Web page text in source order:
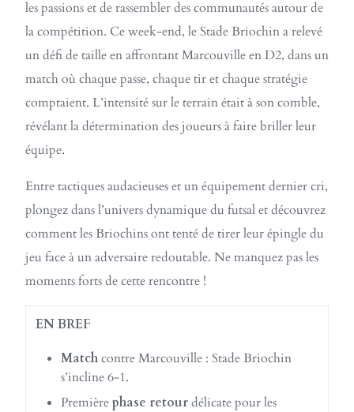
les passions et de rassembler des communautés autour de
la compétition. Ce week-end, le Stade Briochin a relevé
un défi de taille en affrontant Marcouville en D2, dans un
match où chaque passe, chaque tir et chaque stratégie
comptaient. L’intensité sur le terrain était à son comble,
révélant la détermination des joueurs à faire briller leur
équipe.
Entre tactiques audacieuses et un équipement dernier cri,
plongez dans l’univers dynamique du futsal et découvrez
comment les Briochins ont tenté de tirer leur épingle du
jeu face à un adversaire redoutable. Ne manquez pas les
moments forts de cette rencontre !
EN BREF
Matchcontre Marcouville : Stade Briochin
s’incline 6-1.
Premièrephase retourdélicate pour les